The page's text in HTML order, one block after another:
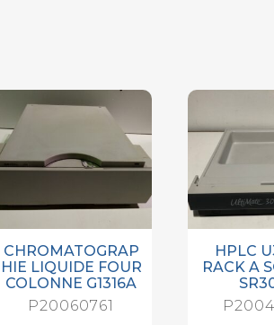
CHROMATOGRAP
HIE LIQUIDE FOUR
COLONNE G1316A
P20060761
HPLC
RACK A